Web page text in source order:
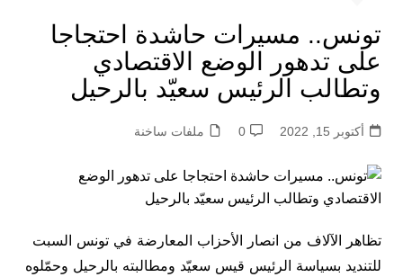
تونس.. مسيرات حاشدة احتجاجا
على تدهور الوضع الاقتصادي
وتطالب الرئيس سعيّد بالرحيل
أكتوبر 15, 2022 0 ملفات ساخنة
تظاهر الآلاف من انصار الأحزاب المعارضة في تونس السبت
للتنديد بسياسة الرئيس قيس سعيّد ومطالبته بالرحيل وحمّلوه